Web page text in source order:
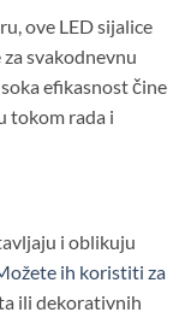
ove LED sijalice
svakodnevnu
efikasnost čine
tokom rada i
i oblikuju
ih koristiti za
ili dekorativnih